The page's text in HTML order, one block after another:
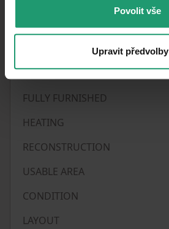
Povolit vše
Upravit předvolby
AVAILABLE FROM
BUILDING CONSTRUCTION
FULLY FURNISHED
HEATING
RECONSTRUCTION
USABLE AREA
CONDITION
LAYOUT